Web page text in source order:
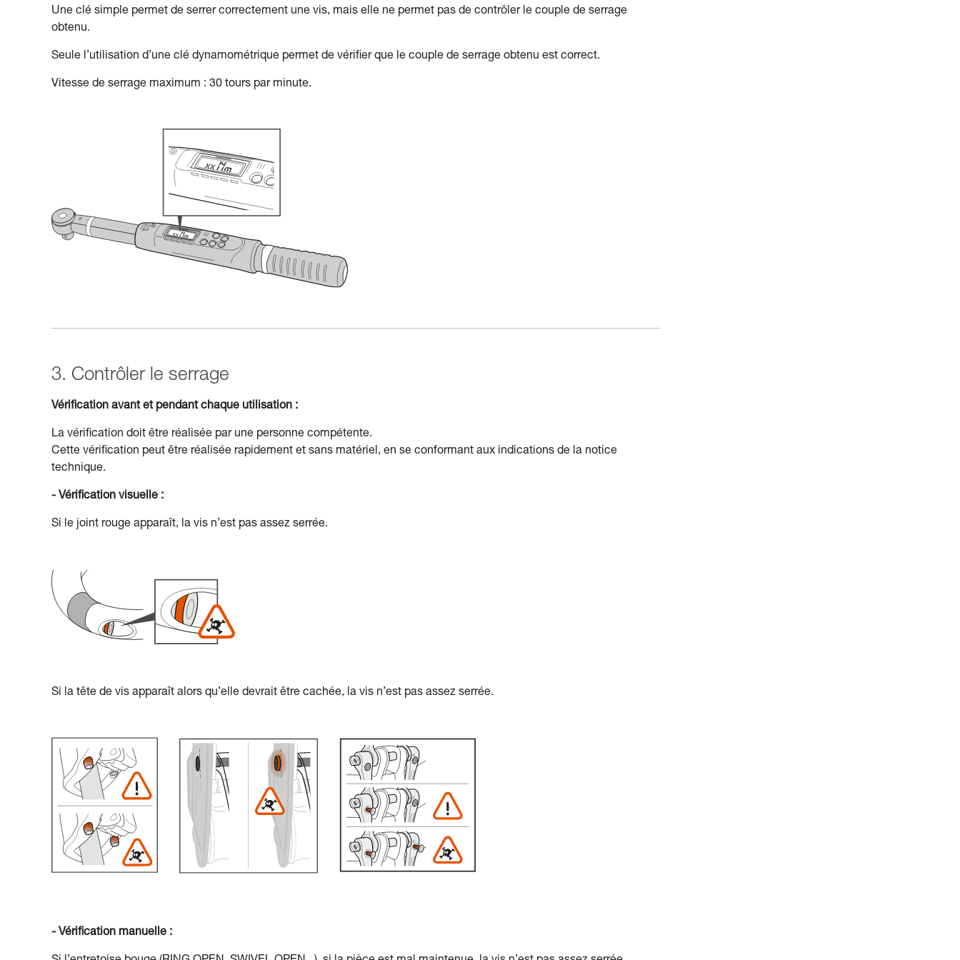
Une clé simple permet de serrer correctement une vis, mais elle ne permet pas de contrôler le couple de serrage
obtenu.
Seule l’utilisation d’une clé dynamométrique permet de vérifier que le couple de serrage obtenu est correct.
Vitesse de serrage maximum : 30 tours par minute.
3. Contrôler le serrage
Vérification avant et pendant chaque utilisation :
La vérification doit être réalisée par une personne compétente.
Cette vérification peut être réalisée rapidement et sans matériel, en se conformant aux indications de la notice
technique.
- Vérification visuelle :
Si le joint rouge apparaît, la vis n’est pas assez serrée.
Si la tête de vis apparaît alors qu’elle devrait être cachée, la vis n’est pas assez serrée.
- Vérification manuelle :